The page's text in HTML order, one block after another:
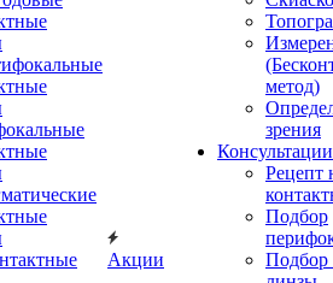
Акции
метод)
зрения
Рецепт
Подбор
Подбор